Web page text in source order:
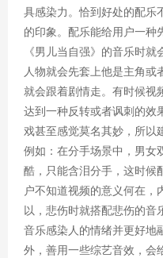
具感染力。恰到好处的配乐
的印象。配乐能给用户一种
《男儿当自强》的音乐时
人物就会先套上他是主角或
就会跟着剧情走。有时候视
达到一种反转或者讽刺的效
戏甚至感觉莫名其妙，所以
例如：在分手场景中，男女
酷，只能含泪分手，这时候
户不知道视频的意义何在
以，悲伤时就搭配悲伤的音
音乐感染人的情绪并更好地
外，善用一些综艺音效，会